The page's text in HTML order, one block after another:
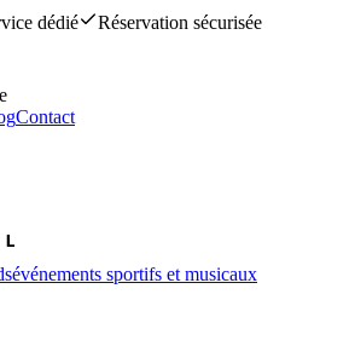
dédié
Réservation sécurisée
Contact
événements sportifs et musicaux